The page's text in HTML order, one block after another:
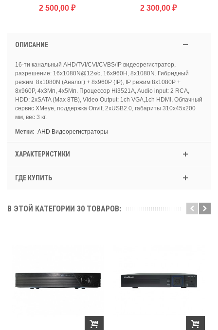
2 500,00 ₽ 2 300,00 ₽
ОПИСАНИЕ
16-ти канальный AHD/TVI/CVI/CVBS/IP видеорегистратор,
разрешение: 16x1080N@12к/с, 16x960H, 8x1080N. Гибридный
режим 8x1080N (Аналог) + 8x960P (IP), IP режим 8x1080P +
8x960P, 4x3Мп, 4x5Мп. Процессор Hi3521A, Audio input: 2 RCA,
HDD: 2xSATA (Мах 8TB), Video Output: 1ch VGA,1ch HDMI, Облачный
сервис XMeye, поддержка Onvif, 2xUSB2.0, габариты 310х45х200
мм, вес 3 кг.
Метки: AHD Видеорегистраторы
ХАРАКТЕРИСТИКИ
ГДЕ КУПИТЬ
В ЭТОЙ КАТЕГОРИИ 30 ТОВАРОВ: